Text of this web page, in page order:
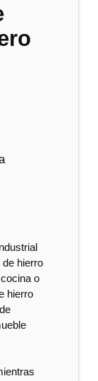
hierro
o
hierro